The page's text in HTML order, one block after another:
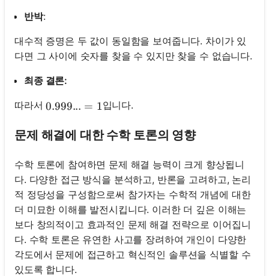
반박:
대수적 증명은 두 값이 동일함을 보여줍니다. 차이가 있
다면 그 사이에 숫자를 찾을 수 있지만 찾을 수 없습니다.
최종 결론:
따라서0.999... = 1
0.999... = 1입니다.
문제 해결에 대한 수학 토론의 영향
수학 토론에 참여하면 문제 해결 능력이 크게 향상됩니
다. 다양한 접근 방식을 분석하고, 반론을 고려하고, 논리
적 정당성을 구성함으로써 참가자는 수학적 개념에 대한
더 미묘한 이해를 발전시킵니다. 이러한 더 깊은 이해는
보다 창의적이고 효과적인 문제 해결 전략으로 이어집니
다. 수학 토론은 유연한 사고를 장려하여 개인이 다양한
각도에서 문제에 접근하고 혁신적인 솔루션을 식별할 수
있도록 합니다.